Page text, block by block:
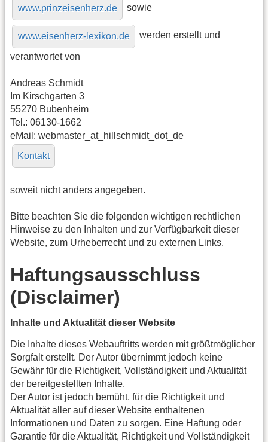
www.prinzeisenherz.de sowie
www.eisenherz-lexikon.de werden erstellt und
verantwortet von
Andreas Schmidt
Im Kirschgarten 3
55270 Bubenheim
Tel.: 06130-1662
eMail: webmaster_at_hillschmidt_dot_de
Kontakt
soweit nicht anders angegeben.
Bitte beachten Sie die folgenden wichtigen rechtlichen
Hinweise zu den Inhalten und zur Verfügbarkeit dieser
Website, zum Urheberrecht und zu externen Links.
Haftungsausschluss
(Disclaimer)
Inhalte und Aktualität dieser Website
Die Inhalte dieses Webauftritts werden mit größtmöglicher
Sorgfalt erstellt. Der Autor übernimmt jedoch keine
Gewähr für die Richtigkeit, Vollständigkeit und Aktualität
der bereitgestellten Inhalte.
Der Autor ist jedoch bemüht, für die Richtigkeit und
Aktualität aller auf dieser Website enthaltenen
Informationen und Daten zu sorgen. Eine Haftung oder
Garantie für die Aktualität, Richtigkeit und Vollständigkeit